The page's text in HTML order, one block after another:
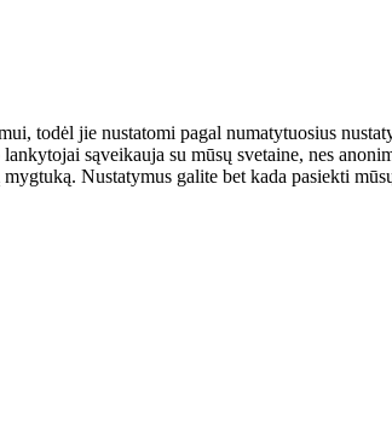
todėl jie nustatomi pagal numatytuosius
sąveikauja su mūsų svetaine, nes
Nustatymus galite bet kada pasiekti